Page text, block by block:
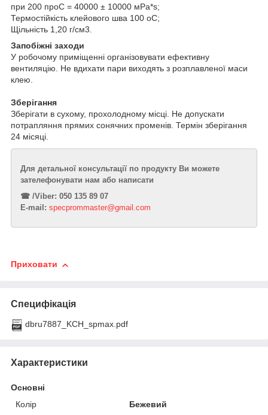
при 200 проС = 40000 ± 10000 мРа*s;
Термостійкість клейового шва 100 оС;
Щільність 1,20 г/см3.
Запобіжні заходи
У робочому приміщенні організовувати ефективну
вентиляцію. Не вдихати пари виходять з розплавленої маси
клею.
Зберігання
Зберігати в сухому, прохолодному місці. Не допускати
потрапляння прямих сонячних променів. Термін зберігання
24 місяці.
Для детальної консультації по продукту Ви можете
зателефонувати нам або написати
☎︎ /Viber: 050 135 89 07
E-mail: specprommaster@gmail.com
Приховати
Специфікація
dbru7887_KCH_spmax.pdf
Характеристики
Основні
Колір
Бежевий